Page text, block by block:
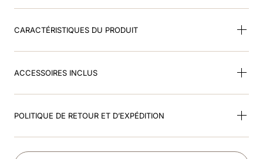
CARACTÉRISTIQUES DU PRODUIT
ACCESSOIRES INCLUS
POLITIQUE DE RETOUR ET D’EXPÉDITION